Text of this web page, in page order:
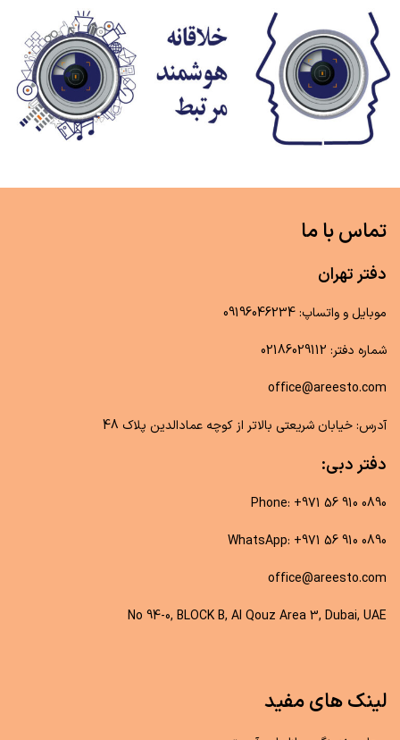
تماس با ما
دفتر تهران
موبایل و واتساپ: 09196046234
شماره دفتر: 02186029112
office@areesto.com
آدرس: خیابان شریعتی بالاتر از کوچه عمادالدین پلاک 48
دفتر دبی:
Phone: +971 56 910 0890
WhatsApp: +971 56 910 0890
office@areesto.com
No 94-0, BLOCK B, Al Qouz Area 3, Dubai, UAE
لینک های مفید